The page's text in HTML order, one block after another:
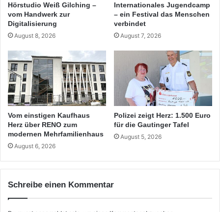
Hörstudio Weiß Gilching –
vom Handwerk zur
Digitalisierung
August 8, 2026
Internationales Jugendcamp
– ein Festival das Menschen
verbindet
August 7, 2026
Vom einstigen Kaufhaus
Herz über RENO zum
modernen Mehrfamilienhaus
August 6, 2026
Polizei zeigt Herz: 1.500 Euro
für die Gautinger Tafel
August 5, 2026
Schreibe einen Kommentar